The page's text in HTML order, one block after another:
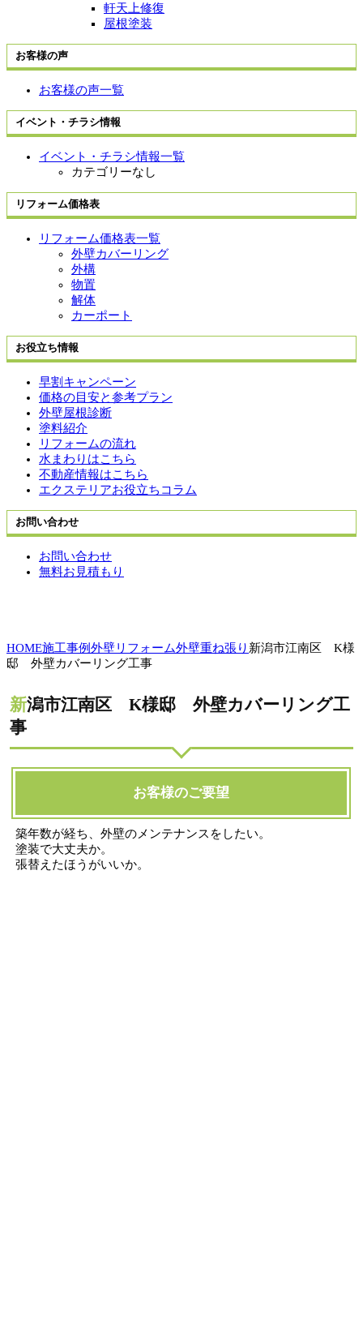
軒天上修復
屋根塗装
お客様の声
お客様の声一覧
イベント・チラシ情報
イベント・チラシ情報一覧
カテゴリーなし
リフォーム価格表
リフォーム価格表一覧
外壁カバーリング
外構
物置
解体
カーポート
お役立ち情報
早割キャンペーン
価格の目安と参考プラン
外壁屋根診断
塗料紹介
リフォームの流れ
水まわりはこちら
不動産情報はこちら
エクステリアお役立ちコラム
お問い合わせ
お問い合わせ
無料お見積もり
HOME施工事例外壁リフォーム外壁重ね張り 新潟市江南区 K様
邸 外壁カバーリング工事
新潟市江南区 K様邸 外壁カバーリング工
事
お客様のご要望
築年数が経ち、外壁のメンテナンスをしたい。
塗装で大丈夫か。
張替えたほうがいいか。